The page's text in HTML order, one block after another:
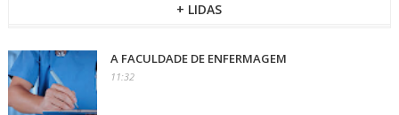
+ LIDAS
A FACULDADE DE ENFERMAGEM
11:32